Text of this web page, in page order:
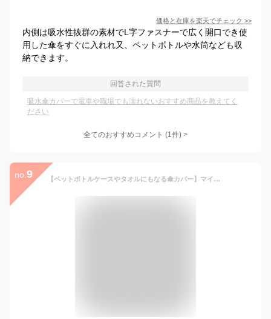
価格と在庫を楽天でチェック >>
内側は吸水性抜群の素材でL字ファスナーで広く開口でき使
用した傘をすぐに入れれ又、ペットボトルや水筒なども収
納できます。
回答された質問
吸水傘カバーで電車や職場でも濡れないおすすめ商品を教えてく
ださい
全てのおすすめコメント (1件) >
no. 9 【ペットボトルケースやタオルにもなる傘カバー】マイクロファイバー超吸水傘カバー ネイビー【送料無料】【梅雨 折りたたみ アンブレラ 吸水 持ち運べる 多目的 急な雨 持ってて安心 雨 レイン 備え 万全 台風 ゲリラ雷雨 豪雨 夕立 旅行 携帯用 鞄】